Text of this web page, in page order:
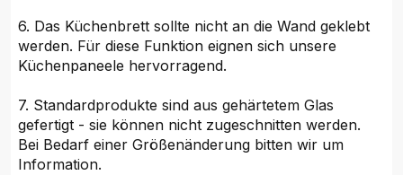
6. Das Küchenbrett sollte nicht an die Wand geklebt
werden. Für diese Funktion eignen sich unsere
Küchenpaneele hervorragend.
7. Standardprodukte sind aus gehärtetem Glas
gefertigt - sie können nicht zugeschnitten werden.
Bei Bedarf einer Größenänderung bitten wir um
Information.